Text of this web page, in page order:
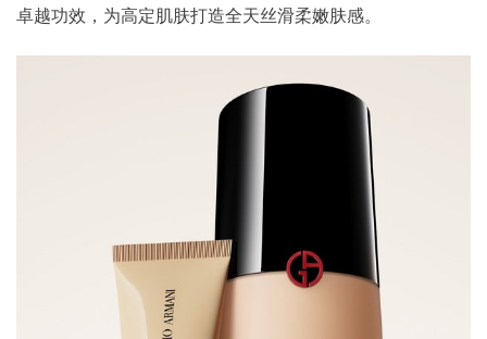
卓越功效，为高定肌肤打造全天丝滑柔嫩肤感。